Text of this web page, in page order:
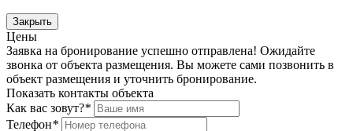
Закрыть
Цены
Заявка на бронирование успешно отправлена! Ожидайте
звонка от объекта размещения. Вы можете сами позвонить в
объект размещения и уточнить бронирование.
Показать контакты объекта
Как вас зовут?*
Телефон*